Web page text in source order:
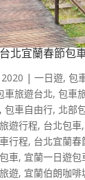
北宜蘭春節包
| 一日遊, 包
車旅遊台北, 包車
, 包車自由行, 北部
遊行程, 台北包車,
行程, 台北宜蘭春
車, 宜蘭一日遊包
遊, 宜蘭伯朗咖啡